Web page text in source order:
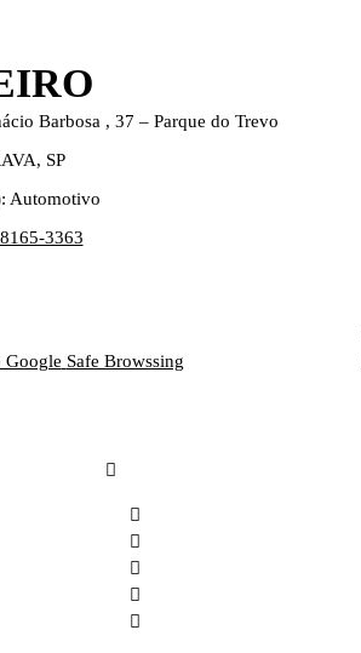
Barbosa , 37 – Parque do Trevo
SP
Automotivo
3363
Google Safe Browssing